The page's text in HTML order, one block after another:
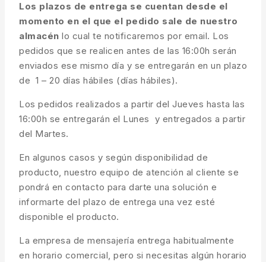
Los plazos de entrega se cuentan desde el
momento en el que el pedido sale de nuestro
almacén lo cual te notificaremos por email. Los
pedidos que se realicen antes de las 16:00h serán
enviados ese mismo día y se entregarán en un plazo
de 1 – 20 días hábiles (días hábiles).
Los pedidos realizados a partir del Jueves hasta las
16:00h se entregarán el Lunes y entregados a partir
del Martes.
En algunos casos y según disponibilidad de
producto, nuestro equipo de atención al cliente se
pondrá en contacto para darte una solución e
informarte del plazo de entrega una vez esté
disponible el producto.
La empresa de mensajería entrega habitualmente
en horario comercial, pero si necesitas algún horario